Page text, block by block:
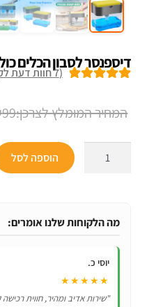
דיספנסר לסבון הכלים
לקוחות
(
7חוות דעת
99
הכלים
מקום
הוספה לסל
מה הלקוחות שלנו אומרים:
יוסי כ.
★★★★★
"שירות אדיב ומהיר, חווית